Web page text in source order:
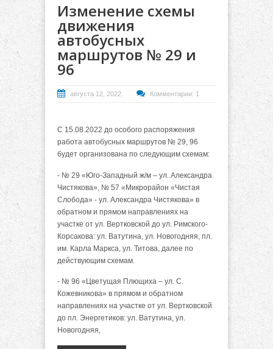
Изменение схемы
движения
автобусных
маршрутов № 29 и
96
августа 12, 2022 Комментарии: 1
С 15.08.2022 до особого распоряжения
работа автобусных маршрутов № 29, 96
будет организована по следующим схемам:
- № 29 «Юго-Западный ж/м – ул. Александра
Чистякова», № 57 «Микрорайон «Чистая
Слобода» - ул. Александра Чистякова» в
обратном и прямом направлениях на
участке от ул. Вертковской до ул. Римского-
Корсакова: ул. Ватутина, ул. Новогодняя, пл.
им. Карла Маркса, ул. Титова, далее по
действующим схемам.
- № 96 «Цветущая Плющиха – ул. С.
Кожевникова» в прямом и обратном
направлениях на участке от ул. Вертковской
до пл. Энергетиков: ул. Ватутина, ул.
Новогодняя,